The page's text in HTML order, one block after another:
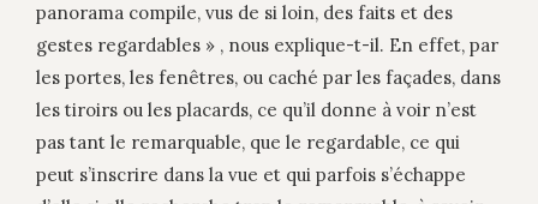
panorama compile, vus de si loin, des faits et des
gestes regardables » , nous explique-t-il. En effet, par
les portes, les fenêtres, ou caché par les façades, dans
les tiroirs ou les placards, ce qu’il donne à voir n’est
pas tant le remarquable, que le regardable, ce qui
peut s’inscrire dans la vue et qui parfois s’échappe